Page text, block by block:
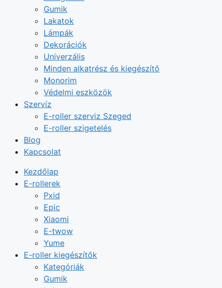
Gumik
Lakatok
Lámpák
Dekorációk
Univerzális
Minden alkatrész és kiegészítő
Monorim
Védelmi eszközök
Szervíz
E-roller szerviz Szeged
E-roller szigetelés
Blog
Kapcsolat
Kezdőlap
E-rollerek
Pxid
Epic
Xiaomi
E-twow
Yume
E-roller kiegészítők
Kategóriák
Gumik